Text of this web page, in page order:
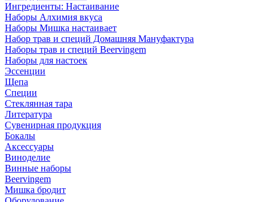
Ингредиенты: Настаивание
Наборы Алхимия вкуса
Наборы Мишка настаивает
Набор трав и специй Домашняя Мануфактура
Наборы трав и специй Beervingem
Наборы для настоек
Эссенции
Щепа
Специи
Стеклянная тара
Литература
Сувенирная продукция
Бокалы
Аксессуары
Виноделие
Винные наборы
Beervingem
Мишка бродит